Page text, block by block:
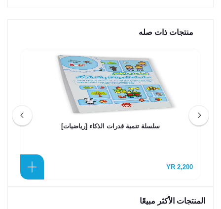
منتجات ذات صله
سلسلة تنمية قدرات الذكاء [رياضيات]
2,200 YR
المنتجات الأكثر مبيعًا